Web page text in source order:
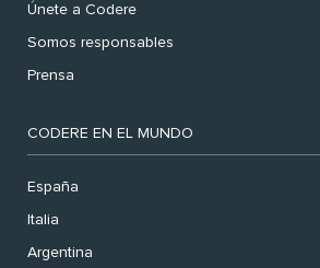
Únete a Codere
Somos responsables
Prensa
CODERE EN EL MUNDO
España
Italia
Argentina